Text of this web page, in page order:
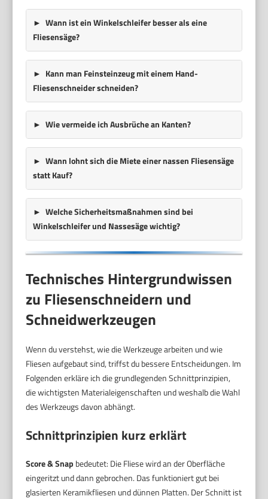
Wann ist ein Winkelschleifer besser als eine
Fliesensäge?
Kann man Feinsteinzeug mit einem Hand-
Fliesenschneider schneiden?
Wie vermeide ich Ausbrüche an Kanten?
Wann lohnt sich die Miete einer nassen Fliesensäge
statt Kauf?
Welche Sicherheitsmaßnahmen sind bei
Winkelschleifer und Nassesäge wichtig?
Technisches Hintergrundwissen
zu Fliesenschneidern und
Schneidwerkzeugen
Wenn du verstehst, wie die Werkzeuge arbeiten und wie
Fliesen aufgebaut sind, triffst du bessere Entscheidungen. Im
Folgenden erkläre ich die grundlegenden Schnittprinzipien,
die wichtigsten Materialeigenschaften und weshalb die Wahl
des Werkzeugs davon abhängt.
Schnittprinzipien kurz erklärt
Score & Snap bedeutet: Die Fliese wird an der Oberfläche
eingeritzt und dann gebrochen. Das funktioniert gut bei
glasierten Keramikfliesen und dünnen Platten. Der Schnitt ist